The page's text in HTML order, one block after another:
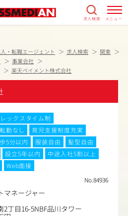
求人検索 メニュー
・転職エージェント 求人検索
関東
事業会社
楽天ペイメント株式会社
ックスタイム制
転勤なし
育児支援制度充実
5分以内 服装自由
髪型自由
設立5年以内
中途入社5割以上
Web面接
No.84936
マネージャー
2丁目16-5NBF品川タワー